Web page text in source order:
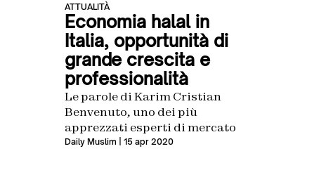
ATTUALITÀ
Economia halal in
Italia, opportunità di
grande crescita e
professionalità
Le parole di Karim Cristian
Benvenuto, uno dei più
apprezzati esperti di mercato
Daily Muslim | 15 apr 2020